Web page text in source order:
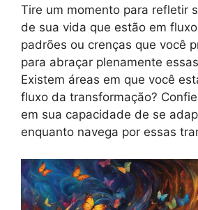
Tire um momento para refletir
de sua vida que estão em
padrões ou crenças que você
para abraçar plenamente
Existem áreas em que você
fluxo da transformação?
em sua capacidade de se
enquanto navega por essas